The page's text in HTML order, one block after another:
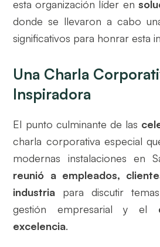
esta organización líder en
donde se llevaron a cabo
significativos para honrar esta
Una Charla
Inspiradora
El punto culminante de las
charla corporativa especial
modernas instalaciones en
reunió a empleados,
industria para discutir
gestión empresarial y el
excelencia.